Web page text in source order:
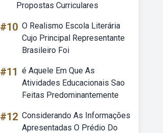
Propostas Curriculares
#10 O Realismo Escola Literária
Cujo Principal Representante
Brasileiro Foi
#11 é Aquele Em Que As
Atividades Educacionais Sao
Feitas Predominantemente
#12 Considerando As Informações
Apresentadas O Prédio Do